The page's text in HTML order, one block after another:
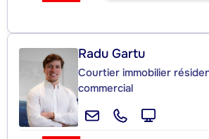
Radu Gartu
Courtier immobilier
commercial